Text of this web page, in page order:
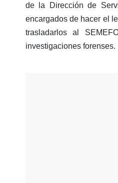
de la Dirección de
encargados de hacer el
trasladarlos al
investigaciones forenses.